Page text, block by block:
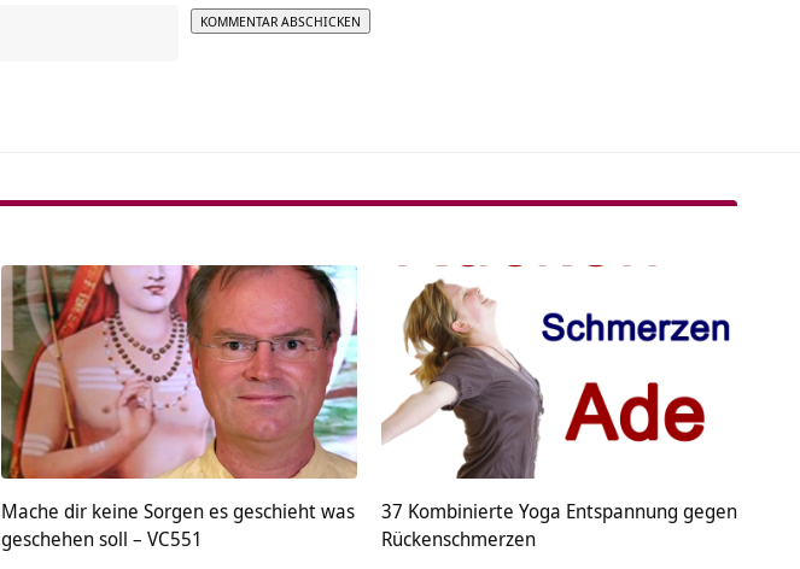
Mache dir keine Sorgen es geschieht was
geschehen soll – VC551
37 Kombinierte Yoga Entspannung gegen
Rückenschmerzen